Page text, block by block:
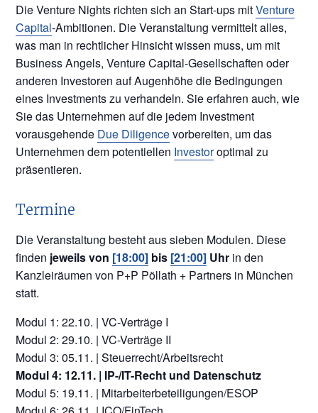
Die Venture Nights richten sich an Start-ups mitVenture
Capital-Ambitionen. Die Veranstaltung vermittelt alles,
was man in rechtlicher Hinsicht wissen muss, um mit
Business Angels, Venture Capital-Gesellschaften oder
anderen Investoren auf Augenhöhe die Bedingungen
eines Investments zu verhandeln. Sie erfahren auch, wie
Sie das Unternehmen auf die jedem Investment
vorausgehende Due Diligencevorbereiten, um das
Unternehmen dem potentiellen Investoroptimal zu
präsentieren.
Termine
Die Veranstaltung besteht aus sieben Modulen. Diese
finden jeweils von [18:00] bis [21:00] Uhr in den
Kanzleiräumen von P+P Pöllath + Partners in München
statt.
Modul 1: 22.10. | VC-Verträge I
Modul 2: 29.10. | VC-Verträge II
Modul 3: 05.11. | Steuerrecht/Arbeitsrecht
Modul 4: 12.11. | IP-/IT-Recht und Datenschutz
Modul 5: 19.11. | Mitarbeiterbeteiligungen/ESOP